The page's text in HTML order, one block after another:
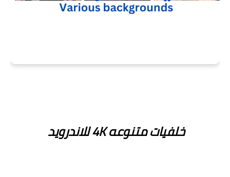
خلفيات متنوعه 4K للاندرويد